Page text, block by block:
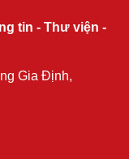
tin - Thư viện -
Gia Định,